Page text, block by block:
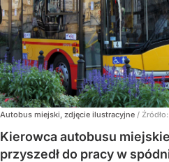
Autobus miejski, zdjęcie ilustracyjne / Źródło:
Kierowca autobusu
przyszedł do pracy w